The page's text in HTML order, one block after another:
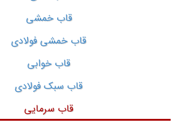
قاب خمشی
قاب خمشی فولادی
قاب خوابی
قاب سبک فولادی
قاب سرمایی